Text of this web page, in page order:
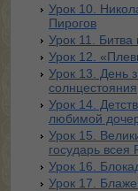
Урок 10.
Пирогов
Урок 11.
Урок 12.
Урок 13. День
солнцестояния
Урок 14.
любимой
Урок 15.
государь всея
Урок 16.
Урок 17.